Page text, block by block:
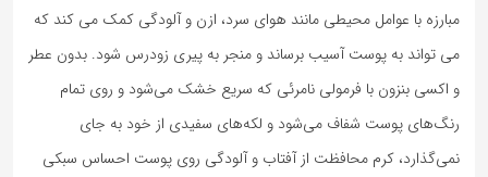
مبارزه با عوامل محیطی مانند هوای سرد، ازن و آلودگی کمک می کند که
می تواند به پوست آسیب برساند و منجر به پیری زودرس شود. بدون عطر
و اکسی بنزون با فرمولی نامرئی که سریع خشک می‌شود و روی تمام
رنگ‌های پوست شفاف می‌شود و لکه‌های سفیدی از خود به جای
نمی‌گذارد، کرم محافظت از آفتاب و آلودگی روی پوست احساس سبکی